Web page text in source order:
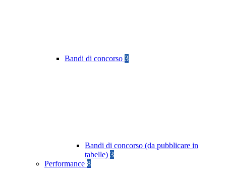
Bandi di concorso 3
Bandi di concorso (da pubblicare in
tabelle) 3
Performance 8